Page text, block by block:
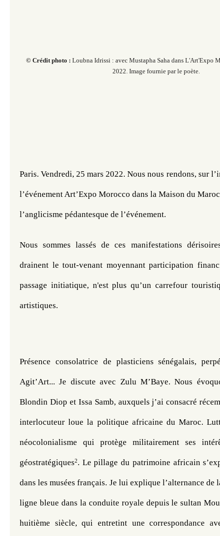
© Crédit photo : Loubna Idrissi : avec Mustapha Saha dans L'Art'Expo
2022. Image fournie par le poète.
Paris. Vendredi, 25 mars 2022. Nous nous rendons, sur
l’événement Art’Expo Morocco dans la Maison du
l’anglicisme pédantesque de l’événement.
Nous sommes lassés de ces manifestations
drainent le tout-venant moyennant participation
passage initiatique, n'est plus qu’un carrefour
artistiques.
Présence consolatrice de plasticiens sénégalais,
Agit’Art... Je discute avec Zulu M’Baye. Nous
Blondin Diop et Issa Samb, auxquels j’ai consacré
interlocuteur loue la politique africaine du Maroc.
néocolonialisme qui protège militairement ses
géostratégiques2. Le pillage du patrimoine africain
dans les musées français. Je lui explique l’alternance de
ligne bleue dans la conduite royale depuis le sultan
huitième siècle, qui entretint une correspondance